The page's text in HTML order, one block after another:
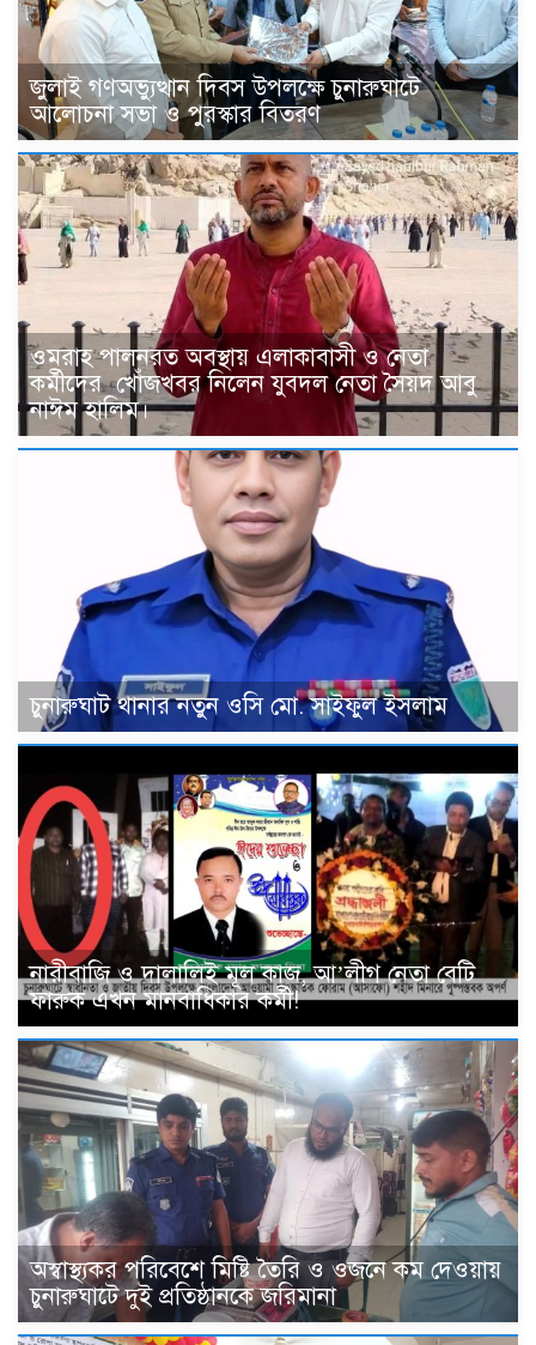
জুলাই গণঅভ্যুত্থান দিবস উপলক্ষে চুনারুঘাটে
আলোচনা সভা ও পুরস্কার বিতরণ
ওমরাহ পালনরত অবস্থায় এলাকাবাসী ও নেতা
কর্মীদের খোঁজখবর নিলেন যুবদল নেতা সৈয়দ আবু
নাঈম হালিম।
চুনারুঘাট থানার নতুন ওসি মো. সাইফুল ইসলাম
নারীবাজি ও দালালিই মূল কাজ, আ’লীগ নেতা বেটি
ফারুক এখন মানবাধিকার কর্মী!
অস্বাস্থ্যকর পরিবেশে মিষ্টি তৈরি ও ওজনে কম দেওয়ায়
চুনারুঘাটে দুই প্রতিষ্ঠানকে জরিমানা